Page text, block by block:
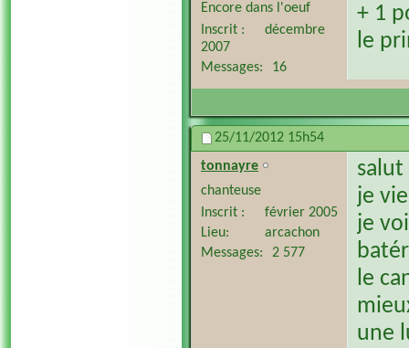
Encore dans l'oeuf
Inscrit
décembre
2007
Messages
16
+ 1
le
25/11/2012 15h54
tonnayre
chanteuse
Inscrit
février 2005
Lieu
arcachon
Messages
2 577
salut
je
je
le
une